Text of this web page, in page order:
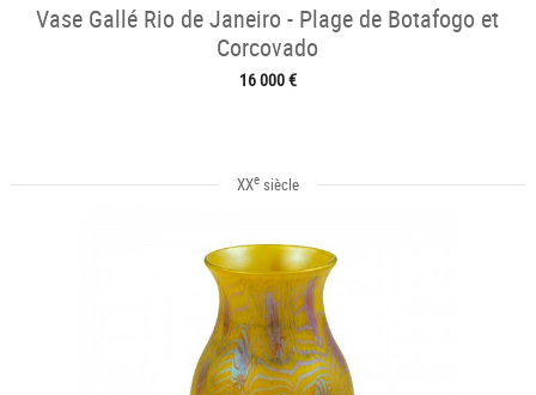
Vase Gallé Rio de Janeiro - Plage de Botafogo et
Corcovado
16 000 €
XXesiècle